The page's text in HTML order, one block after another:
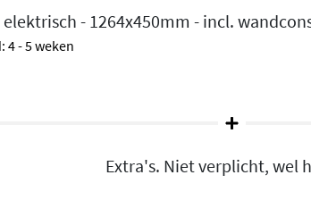
- 1264x450mm - incl.
4 - 5 weken
Extra's. Niet verplicht, wel